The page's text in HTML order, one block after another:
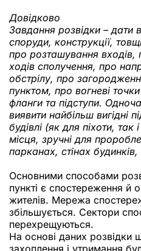
Довідково
Завдання розвідки – дати
споруди, конструкції,
про розташування входів,
ходів сполучення, про
обстрілу, про
пунктом, про вогневі точки
фланги та підступи.
виявити найбільш вигідні
будівлі (як для піхоти,
місця, зручні для
парканах, стінах
Основними способами
пункті є спостереження й
жителів. Мережа
збільшується. Сектори
перехрещуються.
На основі даних розвідки
захоплення і утримання